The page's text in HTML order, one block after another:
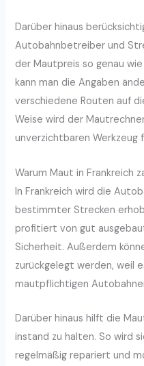
Darüber hinaus
Autobahnbetreiber und
der Mautpreis so genau
kann man die Angaben
verschiedene Routen auf
Weise wird der
unverzichtbaren Werkzeug
Warum Maut in Frankreich
In Frankreich wird die
bestimmter Strecken
profitiert von gut
Sicherheit. Außerdem
zurückgelegt werden, weil
mautpflichtigen
Darüber hinaus hilft die
instand zu halten. So wird
regelmäßig repariert und